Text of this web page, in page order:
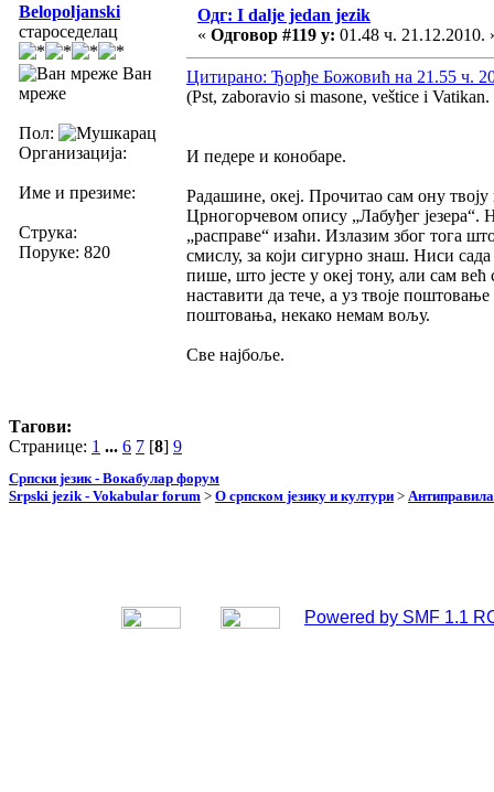
Belopoljanski
староседелац
Ван
мреже
Пол:
Организација:
Име и презиме:
Струка:
Поруке: 820
Одг: I dalje jedan jezik
« Одговор #119 у: 01.48 ч. 21.12.2010.
Цитирано: Ђорђе Божовић на 21.55 ч.
(Pst, zaboravio si masone, veštice i Vatikan.
И педере и конобаре.
Радашине, океј. Прочитао сам ону
Црногорчевом опису „Лабуђег
„расправе“ изаћи. Излазим због тога
смислу, за који сигурно знаш. Ниси
пише, што јесте у океј тону, али сам
наставити да тече, а уз твоје
поштовања, некако немам вољу.
Све најбоље.
Тагови:
Странице: 1 ... 6 7 [8] 9
Српски језик - Вокабулар форум
Srpski jezik - Vokabular forum > О српском језику и култури > Антиправила
Powered by SMF 1.1